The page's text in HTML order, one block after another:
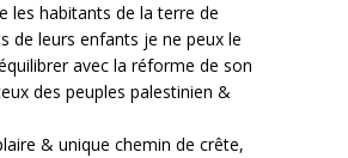
les habitants de la terre de
de leurs enfants je ne peux le
avec la réforme de son
des peuples palestinien &
& unique chemin de crête,